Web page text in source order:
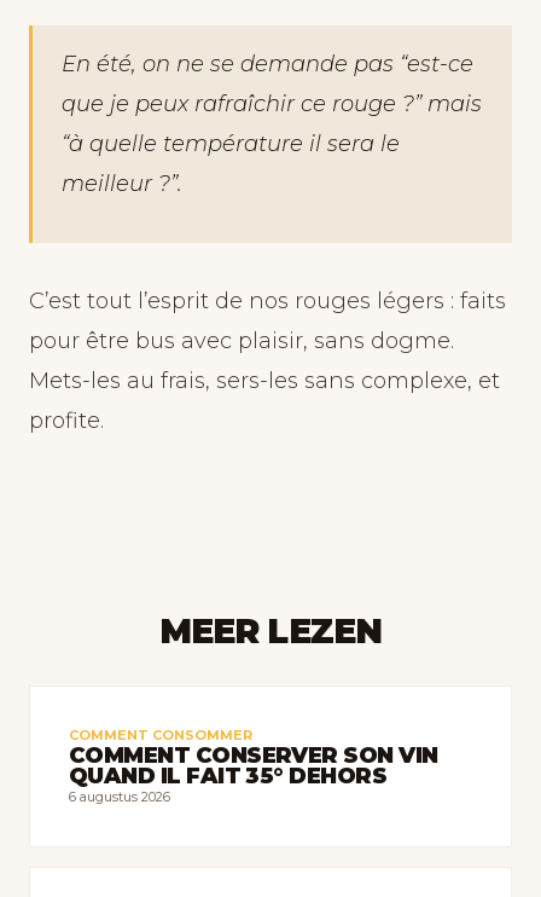
En été, on ne se demande pas “est-ce
que je peux rafraîchir ce rouge ?” mais
“à quelle température il sera le
meilleur ?”.
C’est tout l’esprit de nos rouges légers : faits
pour être bus avec plaisir, sans dogme.
Mets-les au frais, sers-les sans complexe, et
profite.
MEER LEZEN
COMMENT CONSOMMER
COMMENT CONSERVER SON VIN
QUAND IL FAIT 35° DEHORS
6 augustus 2026